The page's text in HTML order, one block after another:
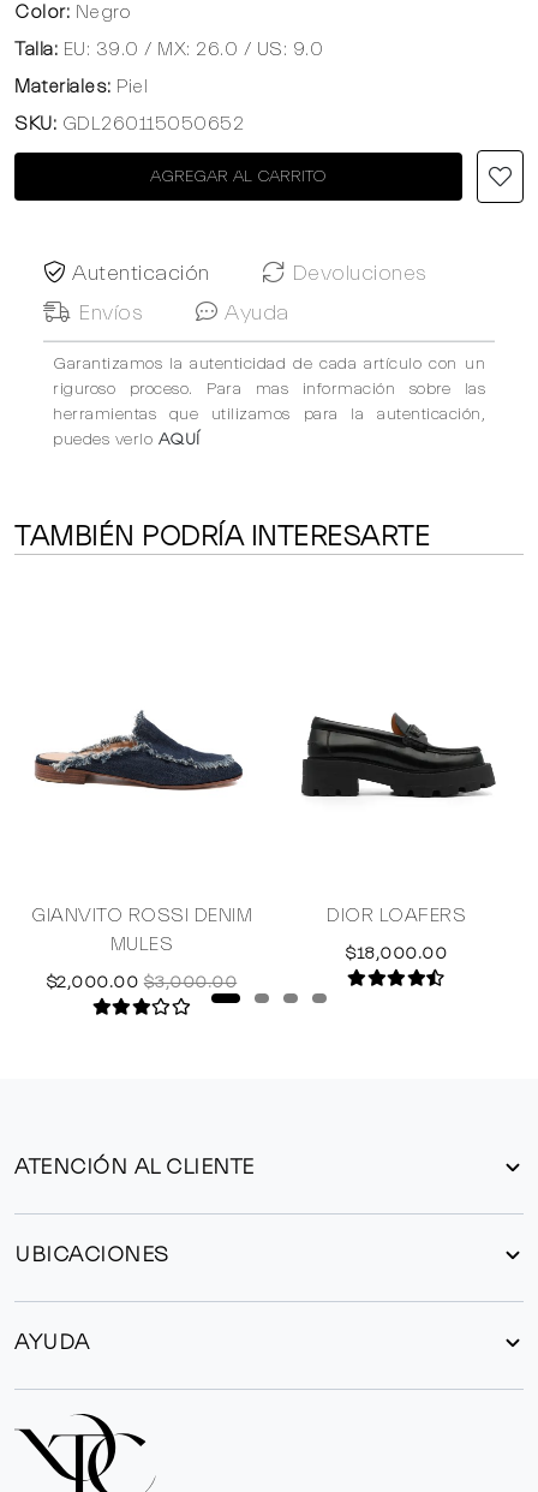
Color: Negro
Talla: EU: 39.0 / MX: 26.0 / US: 9.0
Materiales: Piel
SKU: GDL260115050652
AGREGAR AL CARRITO
Autenticación
Devoluciones
Envíos
Ayuda
Garantizamos la autenticidad de cada artículo con un
riguroso proceso. Para mas información sobre las
herramientas que utilizamos para la autenticación,
puedes verlo AQUÍ
TAMBIÉN PODRÍA INTERESARTE
GIANVITO ROSSI DENIM
MULES
$2,000.00 $3,000.00
DIOR LOAFERS
$18,000.00
ATENCIÓN AL CLIENTE
UBICACIONES
AYUDA